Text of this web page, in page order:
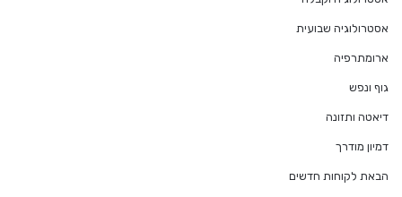
אסטרולוגיה שבועית
ארומתרפיה
גוף ונפש
דיאטה ותזונה
דמיון מודרך
הבאת לקוחות חדשים